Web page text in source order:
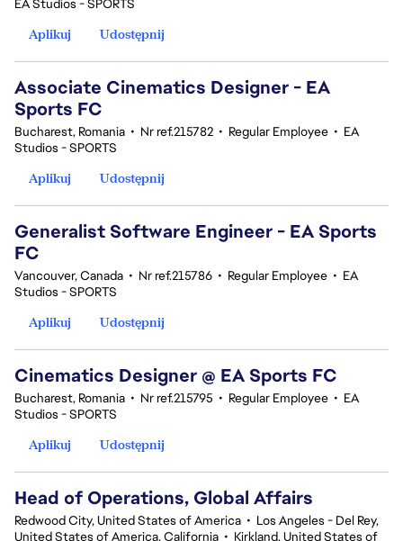
EA Studios - SPORTS
Aplikuj
Udostępnij
Associate Cinematics Designer - EA
Sports FC
Bucharest, Romania • Nr ref.215782 • Regular Employee • EA
Studios - SPORTS
Aplikuj
Udostępnij
Generalist Software Engineer - EA Sports
FC
Vancouver, Canada • Nr ref.215786 • Regular Employee • EA
Studios - SPORTS
Aplikuj
Udostępnij
Cinematics Designer @ EA Sports FC
Bucharest, Romania • Nr ref.215795 • Regular Employee • EA
Studios - SPORTS
Aplikuj
Udostępnij
Head of Operations, Global Affairs
Redwood City, United States of America • Los Angeles - Del Rey,
United States of America, California • Kirkland, United States of